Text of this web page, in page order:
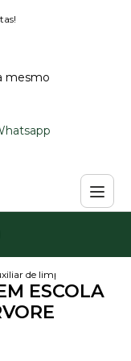
mesmo
em escola infantil
de limpeza em escola
ESCOLA